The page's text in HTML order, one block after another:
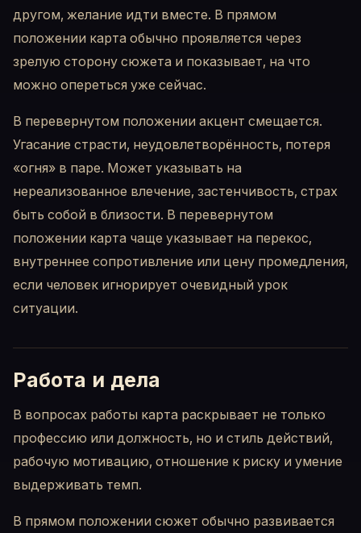
другом, желание идти вместе. В прямом
положении карта обычно проявляется через
зрелую сторону сюжета и показывает, на что
можно опереться уже сейчас.
В перевернутом положении акцент смещается.
Угасание страсти, неудовлетворённость, потеря
«огня» в паре. Может указывать на
нереализованное влечение, застенчивость, страх
быть собой в близости. В перевернутом
положении карта чаще указывает на перекос,
внутреннее сопротивление или цену промедления,
если человек игнорирует очевидный урок
ситуации.
Работа и дела
В вопросах работы карта раскрывает не только
профессию или должность, но и стиль действий,
рабочую мотивацию, отношение к риску и умение
выдерживать темп.
В прямом положении сюжет обычно развивается